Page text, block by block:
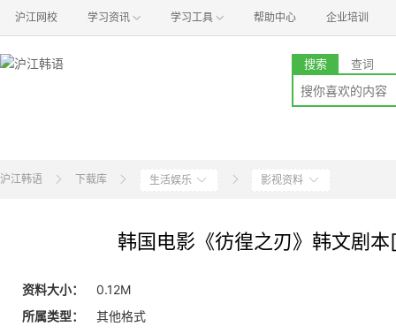
沪江网校 学习资讯 学习工具 帮助中心 企业培训
搜索 查词
沪江韩语 下载库 生活娱乐 影视资料
韩国电影《彷徨之刃》韩文剧
资料大小：
0.12M
所属类型：
其他格式